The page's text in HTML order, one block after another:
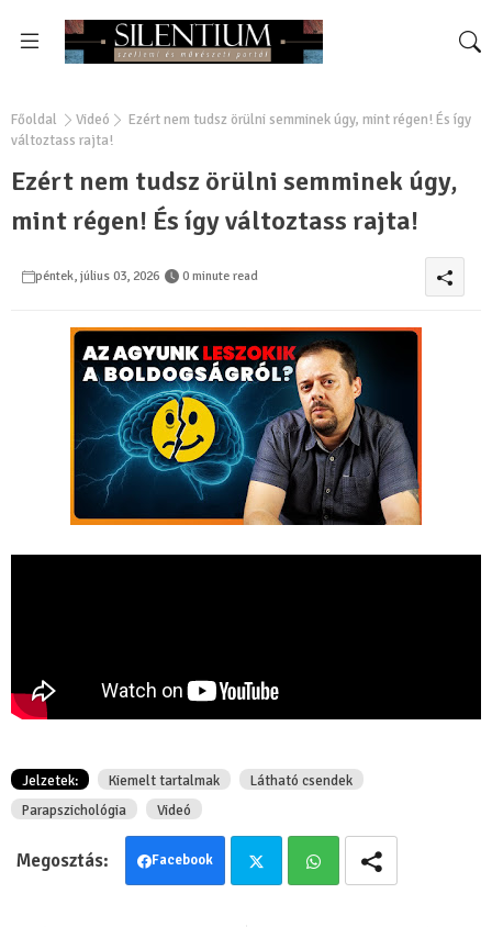
Főoldal Videó
Ezért nem tudsz örülni semminek úgy, mint régen! És így
változtass rajta!
Ezért nem tudsz örülni semminek úgy,
mint régen! És így változtass rajta!
péntek, július 03, 2026 0 minute read
Jelzetek: Kiemelt tartalmak
Látható csendek
Parapszichológia
Videó
Facebook